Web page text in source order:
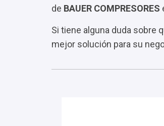
de BAUER COMPRESORES
Si tiene alguna duda sobre
mejor solución para su